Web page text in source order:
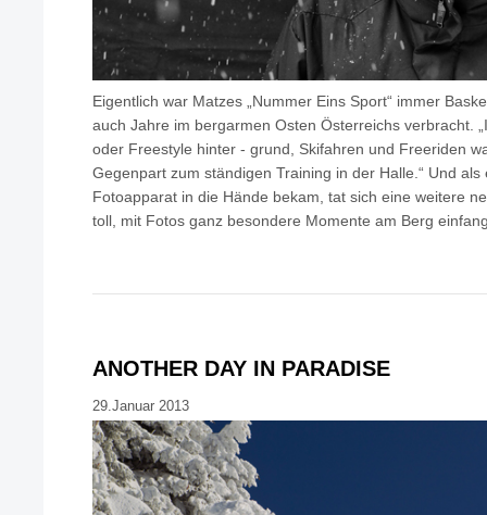
Eigentlich war Matzes „Nummer Eins Sport“ immer
auch Jahre im bergarmen Osten Österreichs verbracht.
oder Freestyle hinter - grund, Skifahren und Freeriden
Gegenpart zum ständigen Training in der Halle.“ Und
Fotoapparat in die Hände bekam, tat sich eine weitere
toll, mit Fotos ganz besondere Momente am Berg
ANOTHER DAY IN PARADISE
29.Januar 2013